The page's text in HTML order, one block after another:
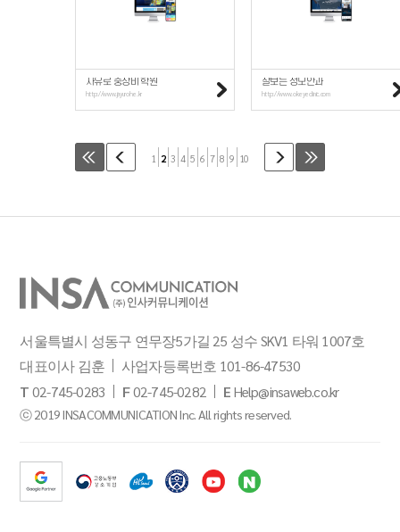
자유로 중장비 학원
http://www.jayurohe.kr
잘보는 성모안과
http://www.okeyeclinic.com
1 2 3 4 5 6 7 8 9 10
서울특별시 성동구 연무장5가길 25 성수 SKV1 타워 1007호
대표이사 김훈
사업자등록번호 101-86-47530
T02-745-0283 F02-745-0282 EHelp@insaweb.co.kr
ⓒ 2019 INSACOMMUNICATION Inc. All rights reserved.